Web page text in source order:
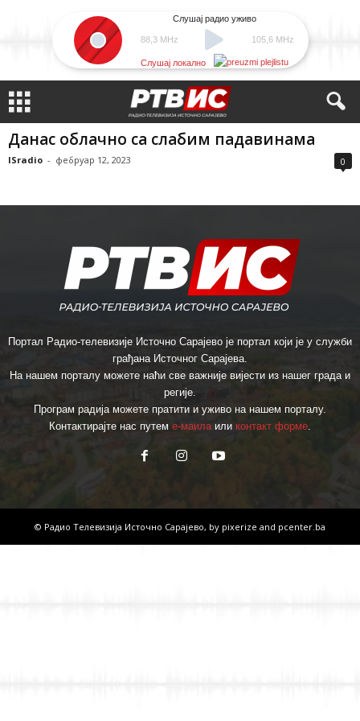
88,3 MHz
Слушај радио уживо
105,6 MHz
Слушај локално
Данас облачно са слабим падавинама
ISradio - фебруар 12, 2023 0
Портал Радио-телевизије Источно Сарајево је портал који је у служби
грађана Источног Сарајева.
На нашем порталу можете наћи све важније вијести из нашег града и
регије.
Програм радија можете пратити и уживо на нашем порталу.
Контактирајте нас путем е-маилаили контакт форме.
© Радио Телевизија Источно Сарајево, by pixerize and pcenter.ba